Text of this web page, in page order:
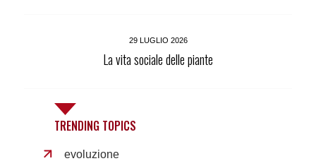
29 LUGLIO 2026
La vita sociale delle piante
TRENDING TOPICS
evoluzione